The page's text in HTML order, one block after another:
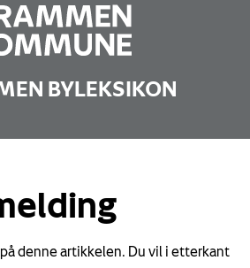
BYLEKSIKON
denne artikkelen. Du vil i etterkant